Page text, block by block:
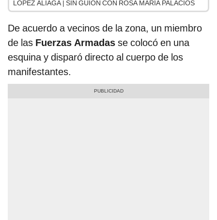
LÓPEZ ALIAGA | SIN GUION CON ROSA MARÍA PALACIOS
De acuerdo a vecinos de la zona, un miembro
de las Fuerzas Armadas se colocó en una
esquina y disparó directo al cuerpo de los
manifestantes.